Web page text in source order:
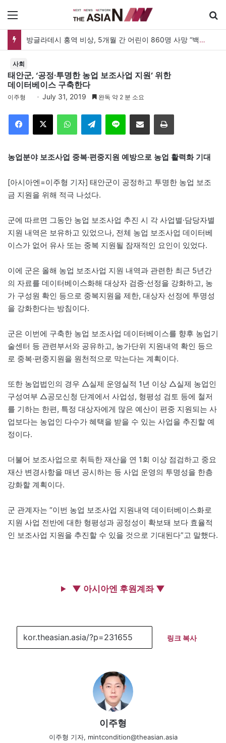
방글라데시 홍역 비상, 5개월 간 어린이 860명 사망 “백신 조달 시스템 변경이 화근”
사회
태안군, ‘공정·투명한 농업 보조사업 지원’ 위한
데이터베이스 구축한다
이주형 July 31, 2019 완독 약 2 분 소요
Telegram 이메일
농업분야 보조사업 중복·편중지원 예방으로 농업 활력화 기대
[아시아엔=이주형 기자] 태안군이 공정하고 투명한 농업 보조
금 지원을 위해 적극 나섰다.
군에 따르면 그동안 농업 보조사업 추진 시 각 사업별·담당자별
지원 내역은 보유하고 있었으나, 전체 농업 보조사업 데이터베
이스가 없어 유사 또는 중복 지원될 잠재적인 요인이 있었다.
이에 군은 올해 농업 보조사업 지원 내역과 관련한 최근 5년간
의 자료를 데이터베이스화해 대상자 검증·선정을 강화하고, 농
가 구성원 확인 등으로 중복지원을 제한, 대상자 선정에 투명성
을 강화한다는 방침이다.
군은 이번에 구축한 농업 보조사업 데이터베이스를 향후 농업기
술센터 등 관련부서와 공유하고, 농가단위 지원내역 확인 등으
로 중복·편중지원을 원천적으로 막는다는 계획이다.
또한 농업법인의 경우 △실제 운영실적 1년 이상 △실제 농업인
구성여부 △공모신청 단계에서 사업성, 형평성 검토 등에 철저
를 기하는 한편, 특정 대상자에게 많은 예산이 편중 지원되는 사
업보다는 농업인 다수가 혜택을 받을 수 있는 사업을 추진할 예
정이다.
더불어 보조사업으로 취득한 재산을 연 1회 이상 점검하고 중요
재산 변경사항을 매년 공시하는 등 사업 운영의 투명성을 한층
강화할 계획이다.
군 관계자는 “이번 농업 보조사업 지원내역 데이터베이스화로
지원 사업 전반에 대한 형평성과 공정성이 확보돼 보다 효율적
인 보조사업 지원을 추진할 수 있을 것으로 기대된다”고 말했다.
▼ 아시아엔 후원계좌 ▼
링크 복사
이주형
이주형 기자, mintcondition@theasian.asia